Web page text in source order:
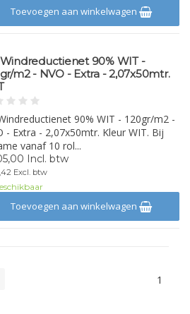
Toevoegen aan winkelwagen
90% WIT -
m2 - NVO - Extra - 2,07x50mtr.
90% WIT - 120gr/m2 -
- Extra - 2,07x50mtr. Kleur WIT. Bij
vanaf 10 rol...
Incl. btw
Excl. btw
Toevoegen aan winkelwagen
1